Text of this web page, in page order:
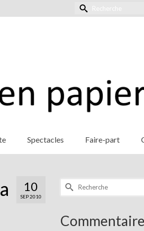
Rechercher :
Spectacles Faire-part
10
SEP 2010
Rechercher :